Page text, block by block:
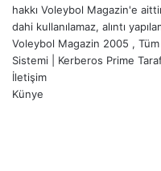
hakkı Voleybol Magazin'e
dahi kullanılamaz, alıntı
Voleybol Magazin 2005 , Tüm
Sistemi
Kerberos Prime
İletişim
Künye